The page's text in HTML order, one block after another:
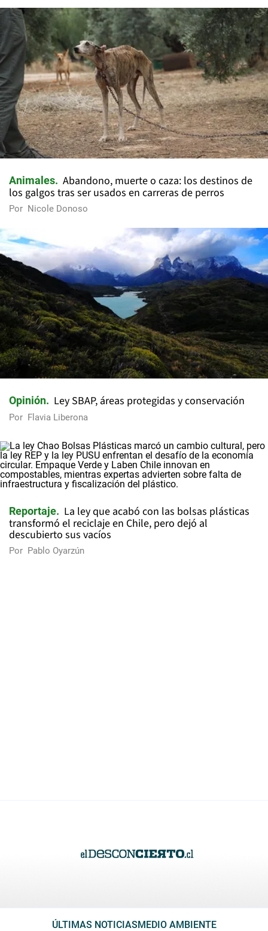
Animales
Abandono, muerte o caza: los destinos de
los galgos tras ser usados en carreras de perros
Por Nicole Donoso
Opinión Ley SBAP, áreas protegidas y conservación
Por Flavia Liberona
Reportaje
La ley que acabó con las bolsas plásticas
transformó el reciclaje en Chile, pero dejó al
descubierto sus vacíos
Por Pablo Oyarzún
ÚLTIMAS NOTICIASMEDIO AMBIENTE